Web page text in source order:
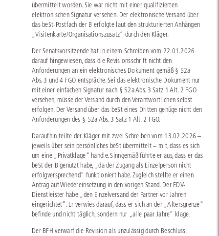
übermittelt worden. Sie war nicht mit einer qualifizierten
elektronischen Signatur versehen. Der elektronische Versand über
das beSt-Postfach der B erfolgte laut den strukturierten Anhängen
„Visitenkarte/Organisationszusatz“ durch den Kläger.
Der Senatsvorsitzende hat in einem Schreiben vom 22.01.2026
darauf hingewiesen, dass die Revisionsschrift nicht den
Anforderungen an ein elektronisches Dokument gemäß § 52a
Abs. 3 und 4 FGO entspräche. Sei das elektronische Dokument nur
mit einer einfachen Signatur nach § 52a Abs. 3 Satz 1 Alt. 2 FGO
versehen, müsse der Versand durch den Verantwortlichen selbst
erfolgen. Der Versand über das beSt eines Dritten genüge nicht den
Anforderungen des § 52a Abs. 3 Satz 1 Alt. 2 FGO.
Daraufhin teilte der Kläger mit zwei Schreiben vom 13.02.2026 –
jeweils über sein persönliches beSt übermittelt – mit, dass es sich
um eine „Privatklage“ handle. Sinngemäß führte er aus, dass er das
beSt der B genutzt habe, „da der Zugang als Einzelperson nicht
erfolgversprechend“ funktioniert habe. Zugleich stellte er einen
Antrag auf Wiedereinsetzung in den vorigen Stand. Der EDV-
Dienstleister habe „den Einzelversand der Partner vor Jahren
eingerichtet“. Er verwies darauf, dass er sich an der „Altersgrenze“
befinde und nicht täglich, sondern nur „alle paar Jahre“ klage.
Der BFH verwarf die Revision als unzulässig durch Beschluss.